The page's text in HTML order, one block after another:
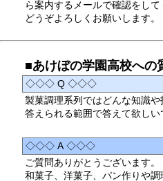
ら案内するメールで確認をして
どうぞよろしくお願いします。
■あけぼの学園高校への
◇◇◇ Q ◇◇◇
製菓調理系列ではどんな知識
答えられる範囲で答えて欲しい
◇◇◇ A ◇◇◇
ご質問ありがとうございます。
和菓子、洋菓子、パン作りや